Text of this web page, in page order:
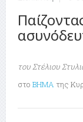
του Στέλιου
στο ΒΗΜΑ της